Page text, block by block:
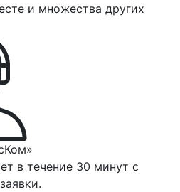
и множества других
в течение 30 минут с